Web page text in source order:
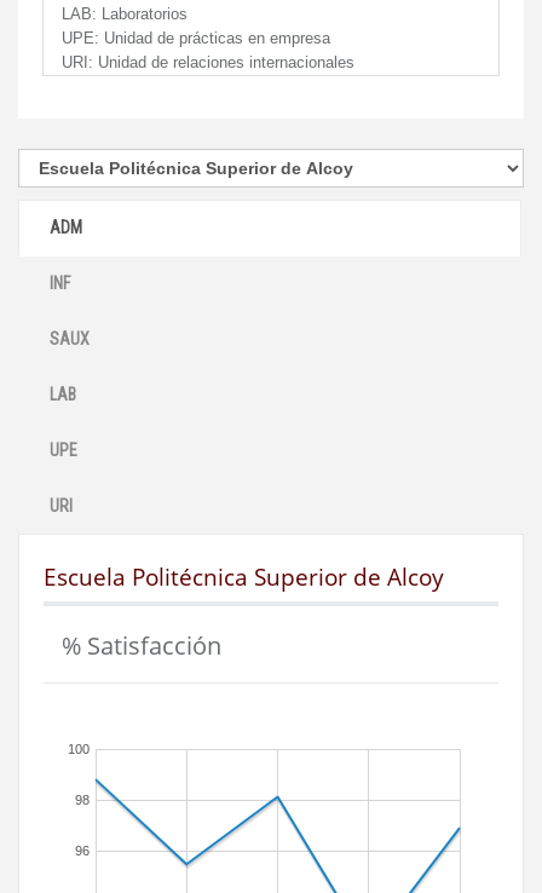
LAB: Laboratorios
UPE: Unidad de prácticas en empresa
URI: Unidad de relaciones internacionales
ADM
INF
SAUX
LAB
UPE
URI
Escuela Politécnica Superior de Alcoy
% Satisfacción
96
98
100